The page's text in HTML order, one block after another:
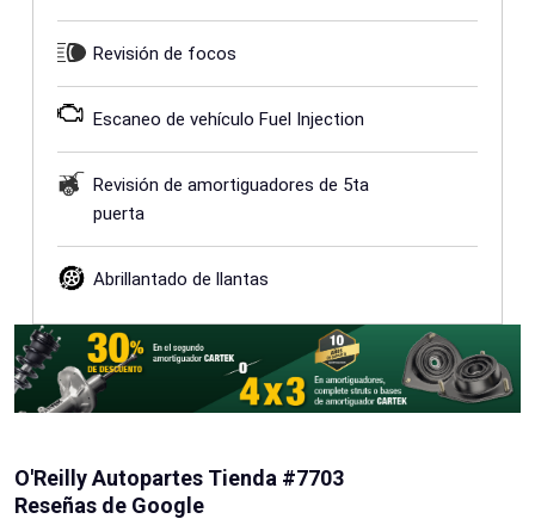
Revisión de focos
Escaneo de vehículo Fuel Injection
Revisión de amortiguadores de 5ta
puerta
Abrillantado de llantas
O'Reilly Autopartes Tienda #7703
Reseñas de Google